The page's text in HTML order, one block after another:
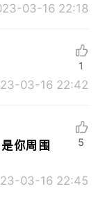
03-16 22:18
03-16 22:42
1
你周围
03-16 22:45
5